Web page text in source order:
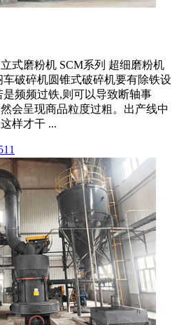
式磨粉机 SCM系列 超细磨粉机
破碎机圆锥式破碎机要有除铁设
频频过铁,则可以导致断轴事
会呈现商品粒度过粗。出产线中
样才干 ...